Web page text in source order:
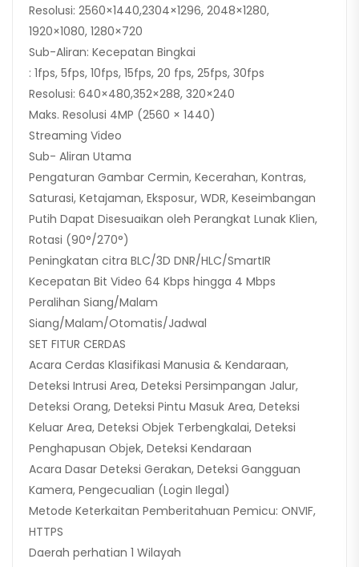
Resolusi: 2560×1440,2304×1296, 2048×1280,
1920×1080, 1280×720
Sub-Aliran: Kecepatan Bingkai
: 1fps, 5fps, 10fps, 15fps, 20 fps, 25fps, 30fps
Resolusi: 640×480,352×288, 320×240
Maks. Resolusi 4MP (2560 × 1440)
Streaming Video
Sub- Aliran Utama
Pengaturan Gambar Cermin, Kecerahan, Kontras,
Saturasi, Ketajaman, Eksposur, WDR, Keseimbangan
Putih Dapat Disesuaikan oleh Perangkat Lunak Klien,
Rotasi (90°/270°)
Peningkatan citra BLC/3D DNR/HLC/SmartIR
Kecepatan Bit Video 64 Kbps hingga 4 Mbps
Peralihan Siang/Malam
Siang/Malam/Otomatis/Jadwal
SET FITUR CERDAS
Acara Cerdas Klasifikasi Manusia & Kendaraan,
Deteksi Intrusi Area, Deteksi Persimpangan Jalur,
Deteksi Orang, Deteksi Pintu Masuk Area, Deteksi
Keluar Area, Deteksi Objek Terbengkalai, Deteksi
Penghapusan Objek, Deteksi Kendaraan
Acara Dasar Deteksi Gerakan, Deteksi Gangguan
Kamera, Pengecualian (Login Ilegal)
Metode Keterkaitan Pemberitahuan Pemicu: ONVIF,
HTTPS
Daerah perhatian 1 Wilayah